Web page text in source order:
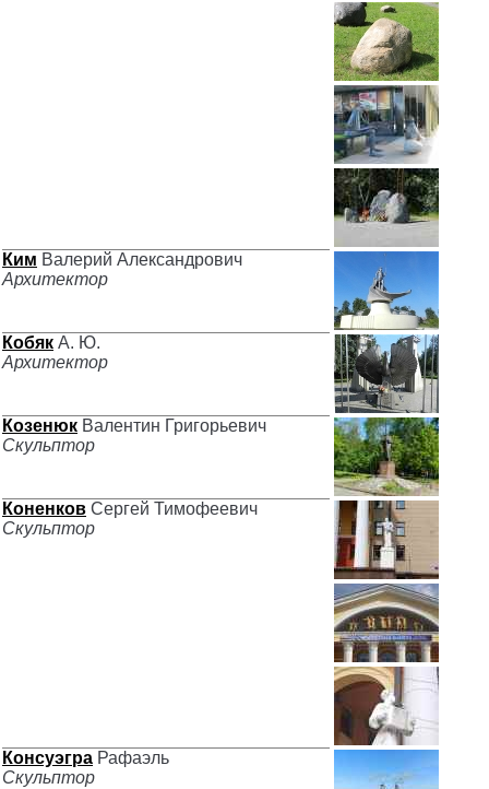
Ким Валерий Александрович
Архитектор
Кобяк А. Ю.
Архитектор
Козенюк Валентин Григорьевич
Скульптор
Коненков Сергей Тимофеевич
Скульптор
Консуэгра Рафаэль
Скульптор